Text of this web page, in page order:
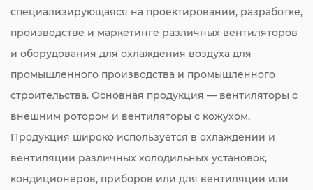
специализирующаяся на проектировании, разработке,
производстве и маркетинге различных вентиляторов
и оборудования для охлаждения воздуха для
промышленного производства и промышленного
строительства. Основная продукция — вентиляторы с
внешним ротором и вентиляторы с кожухом.
Продукция широко используется в охлаждении и
вентиляции различных холодильных установок,
кондиционеров, приборов или для вентиляции или